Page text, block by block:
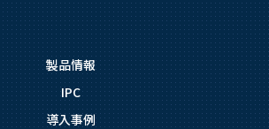
製品情報
IPC
導入事例